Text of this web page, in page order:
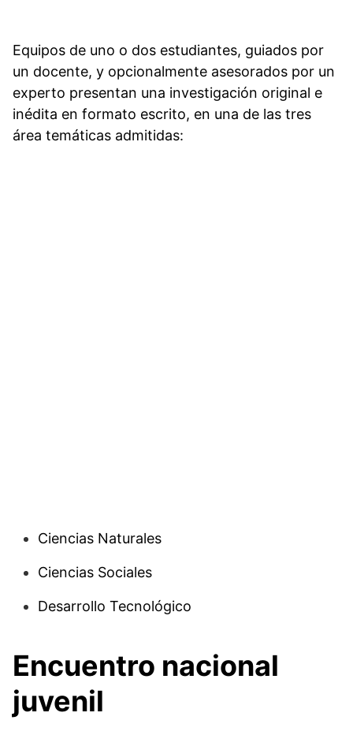
Equipos de uno o dos estudiantes, guiados por
un docente, y opcionalmente asesorados por un
experto presentan una investigación original e
inédita en formato escrito, en una de las tres
área temáticas admitidas:
Ciencias Naturales
Ciencias Sociales
Desarrollo Tecnológico
Encuentro nacional
juvenil